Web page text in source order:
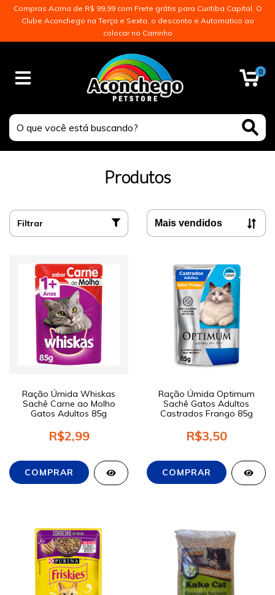
Compras Acima de R$ 99,99 com Frete grátis para Curitiba Capital. O
Clube Aconchego na Terça e Sexta, o desconto e Automatico ao
colocar no Carrinho
0
Produtos
Filtrar
Ração Úmida Whiskas
Sachê Carne ao Molho
Gatos Adultos 85g
R$2,99
Ração Úmida Optimum
Sachê Gatos Adultos
Castrados Frango 85g
R$3,50